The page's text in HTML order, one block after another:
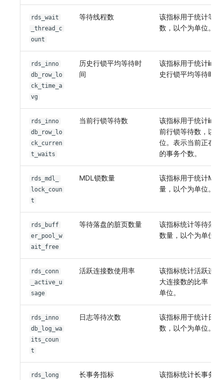
rds_wait
_thread_c
ount
等待线程数
该指标用于统计等
数，以个为单位。
rds_inno
db_row_lo
ck_time_a
vg
历史行锁平均等待时
间
该指标用于统计
史行锁平均等待时
rds_inno
db_row_lo
ck_curren
t_waits
当前行锁等待数 该指标用于统计
前行锁等待数，以
位。表示当前正在
的事务个数。
rds_mdl_
lock_coun
t
MDL锁数量
该指标用于统计
量，以个为单位。
rds_buff
er_pool_w
ait_free
等待落盘的脏页数量
该指标统计等待落
数量，以个为单位。
rds_conn
_active_u
sage
活跃连接数使用率
该指标统计活跃连
大连接数的比率，
单位。
rds_inno
db_log_wa
its_coun
t
日志等待次数
该指标用于统计日
数，以个为单位。
rds_long 长事务指标 该指标统计长事务